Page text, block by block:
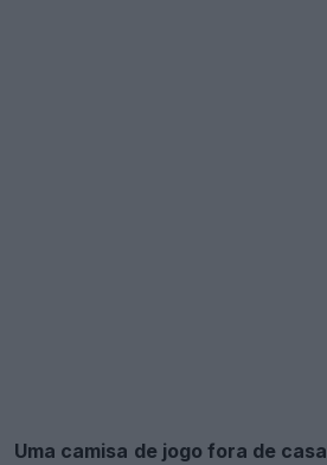
Uma camisa de jogo fora de casa